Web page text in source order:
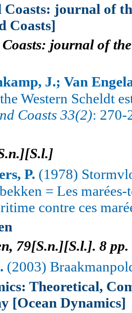
Coasts: journal of
Coasts]
journal of
, J.; Van
Western Scheldt
Coasts 33(2):
.][S.l.]
P. (1978)
= Les
contre ces
79[S.n.][S.l.]. 8 pp.
(2003)
Theoretical,
[Ocean Dynamics]